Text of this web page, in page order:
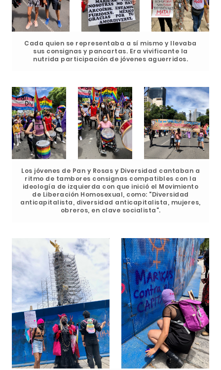
Cada quien se representaba a sí mismo y llevaba
sus consignas y pancartas. Era vivificante la
nutrida participación de jóvenes aguerridos.
Los jóvenes de Pan y Rosas y Diversidad cantaban a
ritmo de tambores consignas compatibles con la
ideología de izquierda con que inició el Movimiento
de Liberación Homosexual, como: "Diversidad
anticapitalista, diversidad anticapitalista, mujeres,
obreros, en clave socialista".